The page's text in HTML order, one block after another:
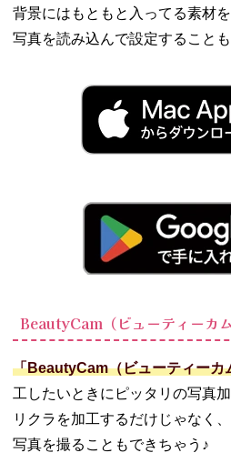
背景にはもともと入ってる素材
写真を読み込んで設定することも
BeautyCam（ビューティーカム
「BeautyCam（ビューティーカ
工したいときにピッタリの写真
リクラを加工するだけじゃなく
写真を撮ることもできちゃう♪